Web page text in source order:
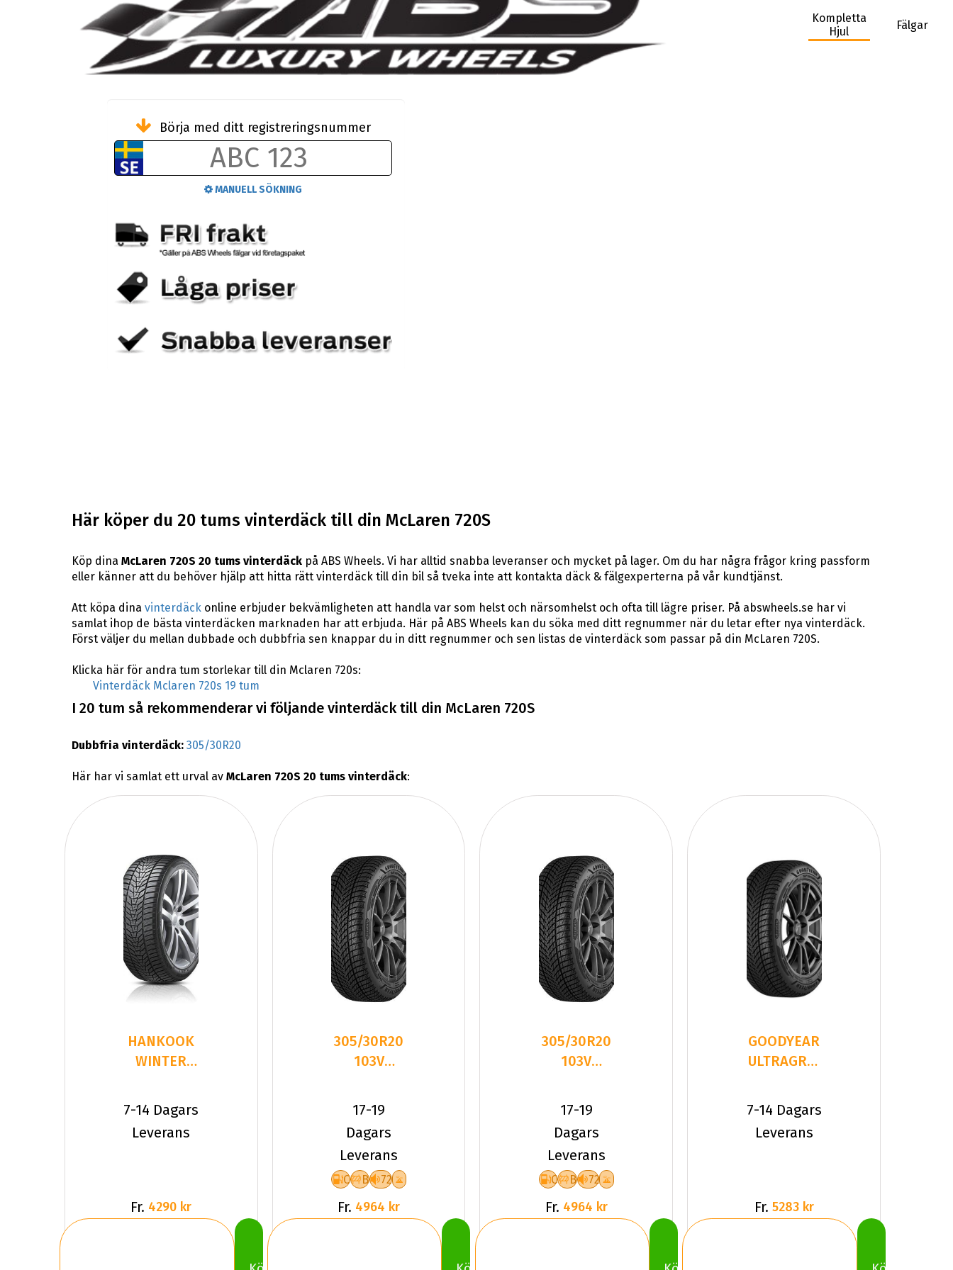
Kompletta
Hjul
Fälgar
Börja med ditt registreringsnummer
MANUELL SÖKNING
Här köper du 20 tums vinterdäck till din McLaren 720S
Köp dina McLaren 720S 20 tums vinterdäckpå ABS Wheels. Vi har alltid snabba leveranser och mycket på lager. Om du har några frågor kring passform
eller känner att du behöver hjälp att hitta rätt vinterdäck till din bil så tveka inte att kontakta däck & fälgexperterna på vår kundtjänst.
Att köpa dina vinterdäckonline erbjuder bekvämligheten att handla var som helst och närsomhelst och ofta till lägre priser. På abswheels.se har vi
samlat ihop de bästa vinterdäcken marknaden har att erbjuda. Här på ABS Wheels kan du söka med ditt regnummer när du letar efter nya vinterdäck.
Först väljer du mellan dubbade och dubbfria sen knappar du in ditt regnummer och sen listas de vinterdäck som passar på din McLaren 720S.
Klicka här för andra tum storlekar till din Mclaren 720s:
Vinterdäck Mclaren 720s 19 tum
I 20 tum så rekommenderar vi följande vinterdäck till din McLaren 720S
Dubbfria vinterdäck: 305/30R20
Här har vi samlat ett urval av McLaren 720S 20 tums vinterdäck:
HANKOOK
WINTER
EVO3 W330
305/30R
7-14 Dagars
Leverans
Fr. 4290 kr
305/30R20
103V
ULTRAGRIP
PERFO
17-19
Dagars
Leverans
C B 72
Fr. 4964 kr
305/30R20
103V
ULTRAGRIP
PERFO
17-19
Dagars
Leverans
C B 72
Fr. 4964 kr
GOODYEAR
ULTRAGRIP
3 305/30
7-14 Dagars
Leverans
Fr. 5283 kr